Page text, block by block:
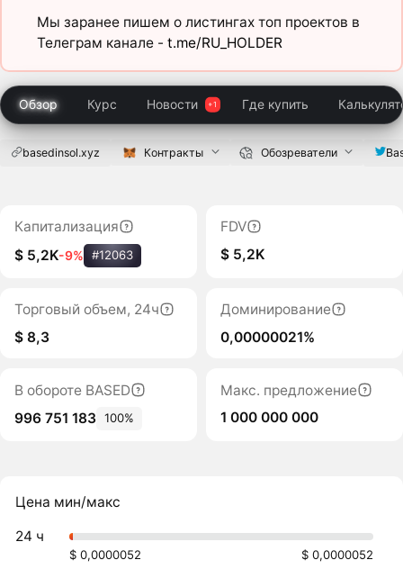
Мы заранее пишем о листингах топ проектов в
Телеграм канале - t.me/RU_HOLDER
Обзор Курс Новости Где купить
basedinsol.xyz Контракты Обозреватели
Капитализация
$ 5,2K-9% #12063
FDV
$ 5,2K
Торговый объем, 24ч
$ 8,3
Доминирование
0,00000021%
В обороте BASED
996 751 183 100%
Макс. предложение
1 000 000 000
Цена мин/макс
24 ч
$ 0,0000052 $ 0,0000052